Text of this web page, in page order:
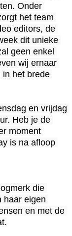
Onder
het team
editors, de
dit unieke
geen enkel
wij ernaar
in het brede
en vrijdag
Heb je de
moment
is na afloop
die
haar eigen
en met de